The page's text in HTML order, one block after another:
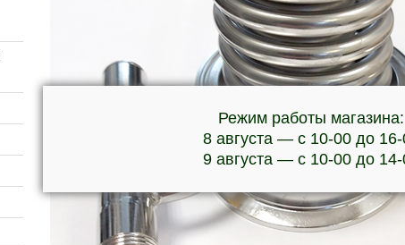
Режим работы магазина:
8 августа — с 10-00 до 16-
9 августа — с 10-00 до 14-